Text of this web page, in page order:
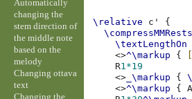
\relative c'
{
\compressMMRests
\textLengthOn
<>^\markup {
R1*19
<> _\markup {
<>^\markup { A
Automatically
changing the
stem direction of
the middle note
based on the
melody
Changing ottava
text
Changing the